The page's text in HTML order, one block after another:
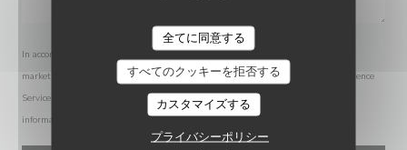
全てに同意する
すべてのクッキーを拒否する
カスタマイズする
プライバシーポリシー
In accordance with data protection regulations, you have the right to opt out of
marketing communications. UK residents can register with the Telephone Preference
Service at
. US residents can register at donotcall.gov
information about how we process your data, please see our
SABLÉ